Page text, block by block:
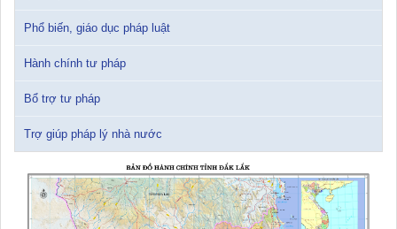
pháp luật thuế thu nhập cá nhân
Đắk Lắk: Quyết tâm thực hiện hiệu quả Kế hoạch phòng, chống
24/10/2025 17:14:42
Phổ biến, giáo dục pháp luật
Hành chính tư pháp
Bổ trợ tư pháp
Trợ giúp pháp lý nhà nước